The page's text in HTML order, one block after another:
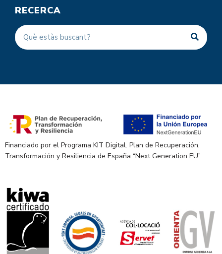
RECERCA
Financiado por el Programa KIT Digital. Plan de Recuperación,
Transformación y Resiliencia de España “Next Generation EU”.